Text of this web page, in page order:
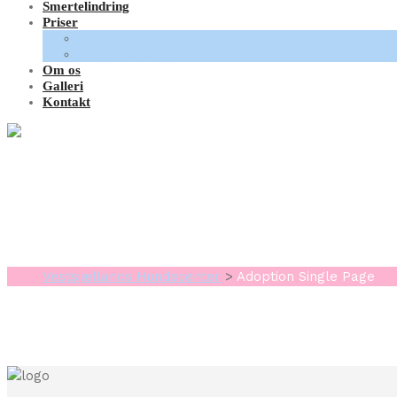
Smertelindring
Priser
Om os
Galleri
Kontakt
Vestsjællands Hundecenter > Adoption Single Page